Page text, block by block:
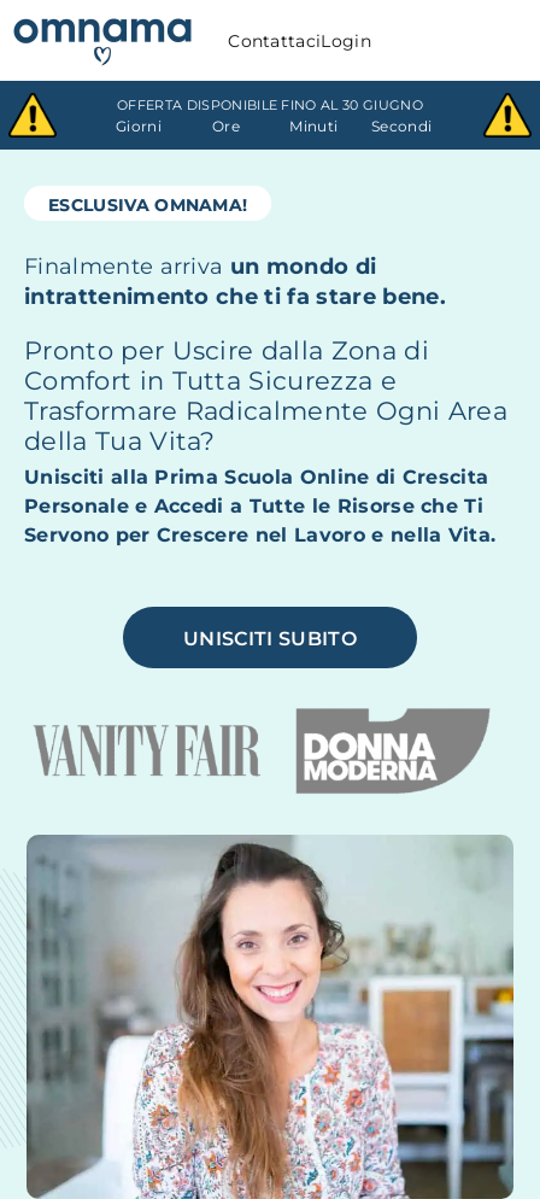
ContattaciLogin
OFFERTA DISPONIBILE FINO AL 30 GIUGNO
Giorni Ore Minuti Secondi
ESCLUSIVA OMNAMA!
Finalmente arriva un mondo di
intrattenimento che ti fa stare bene.
Pronto per Uscire dalla Zona di
Comfort in Tutta Sicurezza e
Trasformare Radicalmente Ogni Area
della Tua Vita?
Unisciti alla Prima Scuola Online di Crescita
Personale e Accedi a Tutte le Risorse che Ti
Servono per Crescere nel Lavoro e nella Vita.
UNISCITI SUBITO